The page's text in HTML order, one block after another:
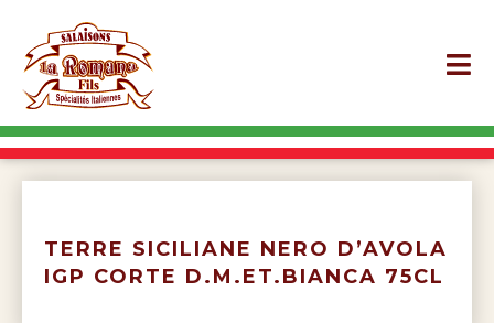
TERRE SICILIANE NERO D’AVOLA
IGP CORTE D.M.ET.BIANCA 75CL